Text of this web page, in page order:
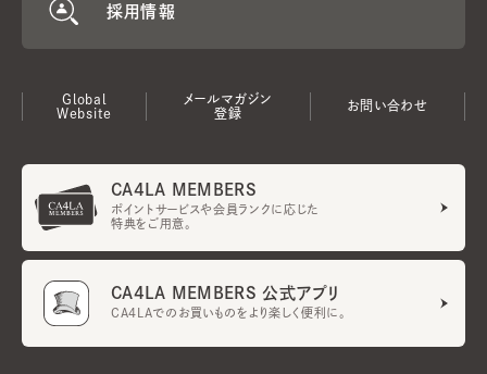
採用情報
Global
Website
メールマガジン
登録
お問い合わせ
CA4LA MEMBERS
ポイントサービスや会員ランクに応じた
特典をご用意。
CA4LA MEMBERS 公式アプリ
CA4LAでのお買いものをより楽しく便利に。